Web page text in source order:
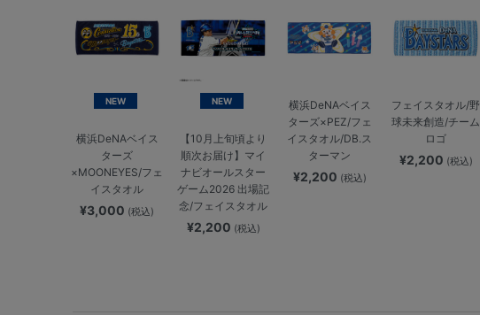
NEW
横浜DeNAベイス
ターズ
×MOONEYES/フェ
イスタオル
¥3,000 (税込)
NEW
【10月上旬頃より
順次お届け】マイ
ナビオールスター
ゲーム2026 出場記
念/フェイスタオル
¥2,200 (税込)
横浜DeNAベイス
ターズ×PEZ/フェ
イスタオル/DB.ス
ターマン
¥2,200 (税込)
フェイスタオル/野
球未来創造/チーム
ロゴ
¥2,200 (税込)